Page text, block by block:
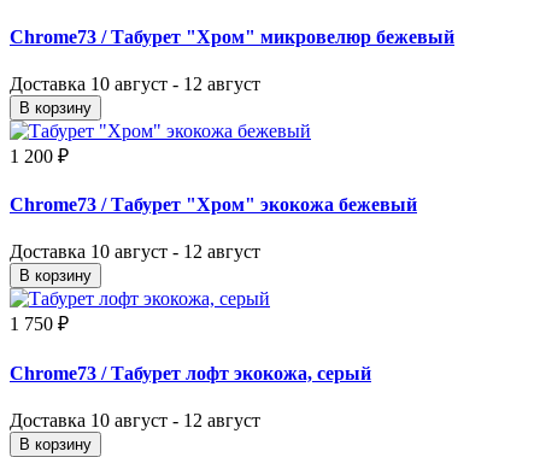
Chrome73 / Табурет "Хром" микровелюр бежевый
Доставка 10 август - 12 август
В корзину
1 200 ₽
Chrome73 / Табурет "Хром" экокожа бежевый
Доставка 10 август - 12 август
В корзину
1 750 ₽
Chrome73 / Табурет лофт экокожа, серый
Доставка 10 август - 12 август
В корзину